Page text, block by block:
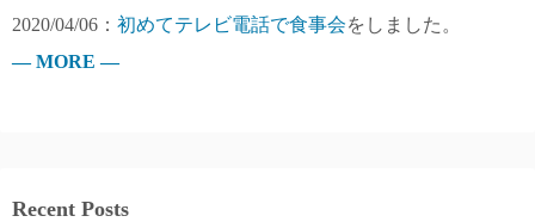
2020/04/06： 初めてテレビ電話で食事会をしました。
— MORE —
Recent Posts